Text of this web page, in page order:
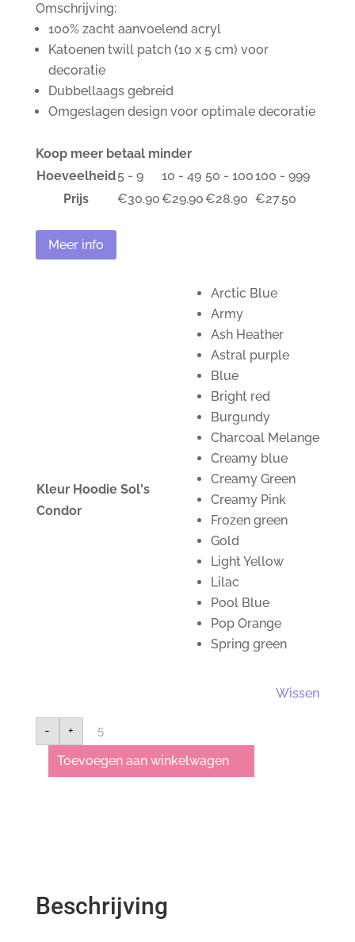
Omschrijving:
100% zacht aanvoelend acryl
Katoenen twill patch (10 x 5 cm) voor
decoratie
Dubbellaags gebreid
Omgeslagen design voor optimale decoratie
Koop meer betaal minder
Hoeveelheid5 - 9 10 - 49 50 - 100100 - 999
Prijs
€30.90€29.90€28.90 €27.50
Meer info
Kleur Hoodie Sol's
Condor
Arctic Blue
Army
Ash Heather
Astral purple
Blue
Bright red
Burgundy
Charcoal Melange
Creamy blue
Creamy Green
Creamy Pink
Frozen green
Gold
Light Yellow
Lilac
Pool Blue
Pop Orange
Spring green
Wissen
-
Hoodie
Sol's
aantal
+
Toevoegen aan winkelwagen
Beschrijving